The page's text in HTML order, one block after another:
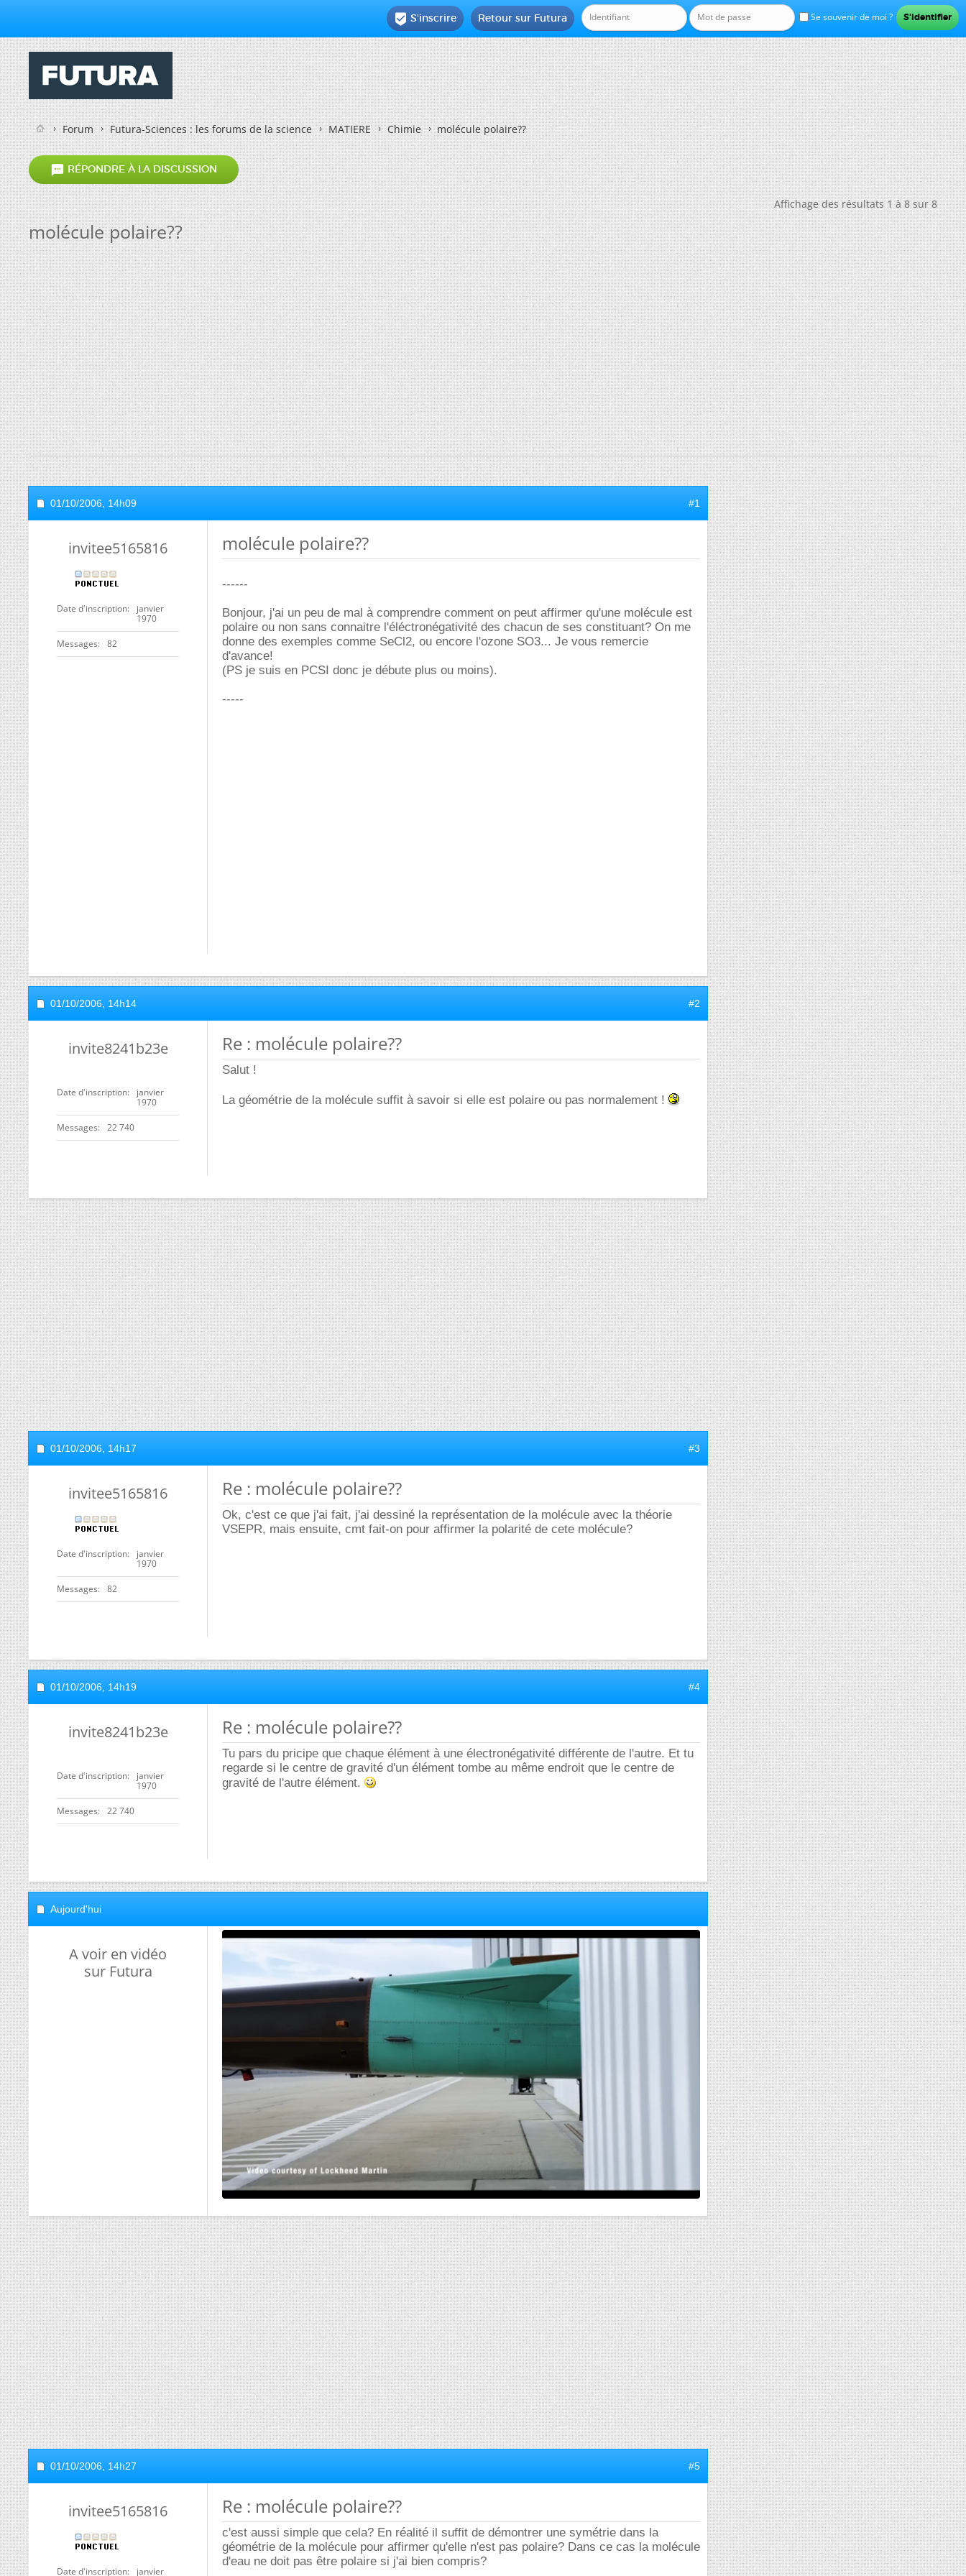
Se souvenir de moi ?
Retour sur Futura
 S'inscrire
Forum Futura-Sciences : les forums de la science MATIERE Chimie molécule polaire??
 RÉPONDRE À LA DISCUSSION
Affichage des résultats 1 à 8 sur 8
molécule polaire??
01/10/2006, 14h09 #1
invitee5165816
Date d'inscription
janvier
1970
Messages 82
molécule polaire??
------
Bonjour, j'ai un peu de mal à comprendre comment on peut affirmer qu'une molécule est
polaire ou non sans connaitre l'éléctronégativité des chacun de ses constituant? On me
donne des exemples comme SeCl2, ou encore l'ozone SO3... Je vous remercie
d'avance!
(PS je suis en PCSI donc je débute plus ou moins).
-----
01/10/2006, 14h14 #2
invite8241b23e
Date d'inscription
janvier
1970
Messages 22 740
Re : molécule polaire??
Salut !
La géométrie de la molécule suffit à savoir si elle est polaire ou pas normalement !
01/10/2006, 14h17 #3
invitee5165816
Date d'inscription
janvier
1970
Messages 82
Re : molécule polaire??
Ok, c'est ce que j'ai fait, j'ai dessiné la représentation de la molécule avec la théorie
VSEPR, mais ensuite, cmt fait-on pour affirmer la polarité de cete molécule?
01/10/2006, 14h19 #4
invite8241b23e
Date d'inscription
janvier
1970
Messages 22 740
Re : molécule polaire??
Tu pars du pricipe que chaque élément à une électronégativité différente de l'autre. Et tu
regarde si le centre de gravité d'un élément tombe au même endroit que le centre de
gravité de l'autre élément.
Aujourd'hui
A voir en vidéo
sur Futura
01/10/2006, 14h27 #5
invitee5165816
Date d'inscription
janvier
Re : molécule polaire??
c'est aussi simple que cela? En réalité il suffit de démontrer une symétrie dans la
géométrie de la molécule pour affirmer qu'elle n'est pas polaire? Dans ce cas la molécule
d'eau ne doit pas être polaire si j'ai bien compris?